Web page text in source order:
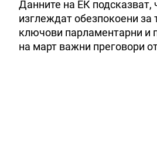
Данните на ЕК подсказват,
изглеждат обезпокоени за
ключови парламентарни и
на март важни преговори